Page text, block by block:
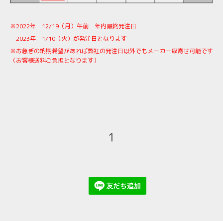
※2022年 12/19（月）午前 年内最終発注日
2023年 1/10（火）が発注日となります
※お急ぎの納期希望があれば弊社の発注日以外でもメーカー取寄せ可能です
（お客様送料ご負担となります）
1